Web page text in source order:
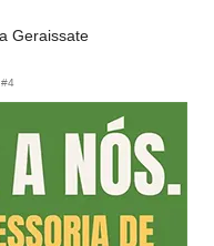
Geraissate